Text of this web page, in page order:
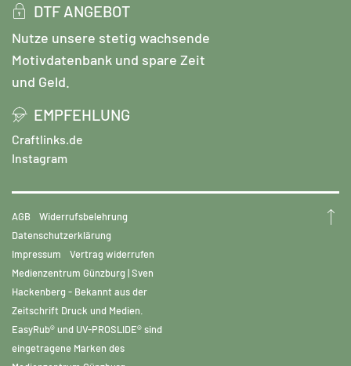
DTF ANGEBOT
Nutze unsere stetig wachsende
Motivdatenbank und spare Zeit
und Geld.
EMPFEHLUNG
Craftlinks.de
Instagram
AGB
Widerrufsbelehrung
Datenschutzerklärung
Impressum
Vertrag widerrufen
Medienzentrum Günzburg | Sven
Hackenberg - Bekannt aus der
Zeitschrift Druck und Medien.
EasyRub® und UV-PROSLIDE® sind
eingetragene Marken des